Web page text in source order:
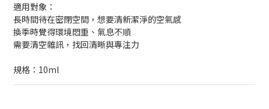
適用對象：
長時間待在密閉空間，想要清新潔淨的空氣感
換季時覺得環境悶重、氣息不順
需要清空雜訊，找回清晰與專注力
規格：10ml